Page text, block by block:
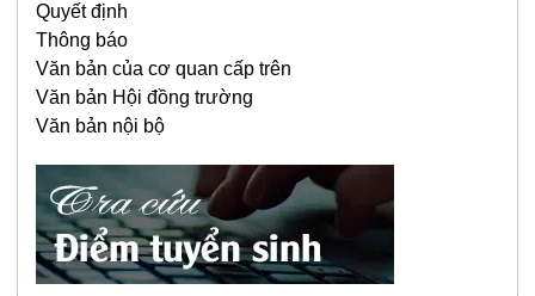
Quyết định
Thông báo
Văn bản của cơ quan cấp trên
Văn bản Hội đồng trường
Văn bản nội bộ